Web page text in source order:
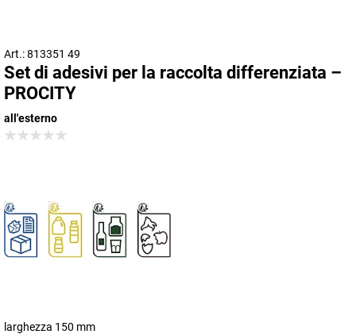
Art.: 813351 49
Set di adesivi per la raccolta differenziata –
PROCITY
all'esterno
larghezza 150 mm